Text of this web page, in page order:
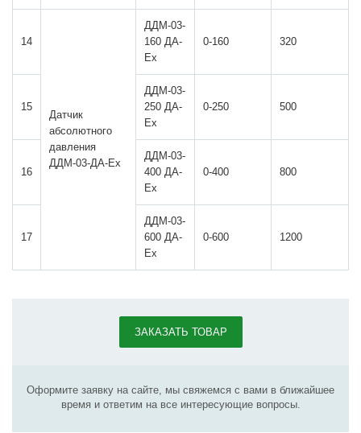
14
Датчик
абсолютного
давления
ДДМ-03-ДА-Ех
ДДМ-03-
160 ДА-
Ех
0-160 320
15
ДДМ-03-
250 ДА-
Ех
0-250 500
16
ДДМ-03-
400 ДА-
Ех
0-400 800
17
ДДМ-03-
600 ДА-
Ех
0-600 1200
ЗАКАЗАТЬ ТОВАР
Оформите заявку на сайте, мы свяжемся с вами в ближайшее
время и ответим на все интересующие вопросы.